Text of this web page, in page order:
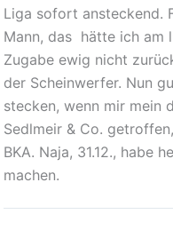
Liga sofort ansteckend.
Mann, das hätte ich am
Zugabe ewig nicht
der Scheinwerfer. Nun
stecken, wenn mir mein
Sedlmeir & Co.
BKA. Naja, 31.12., habe
machen.